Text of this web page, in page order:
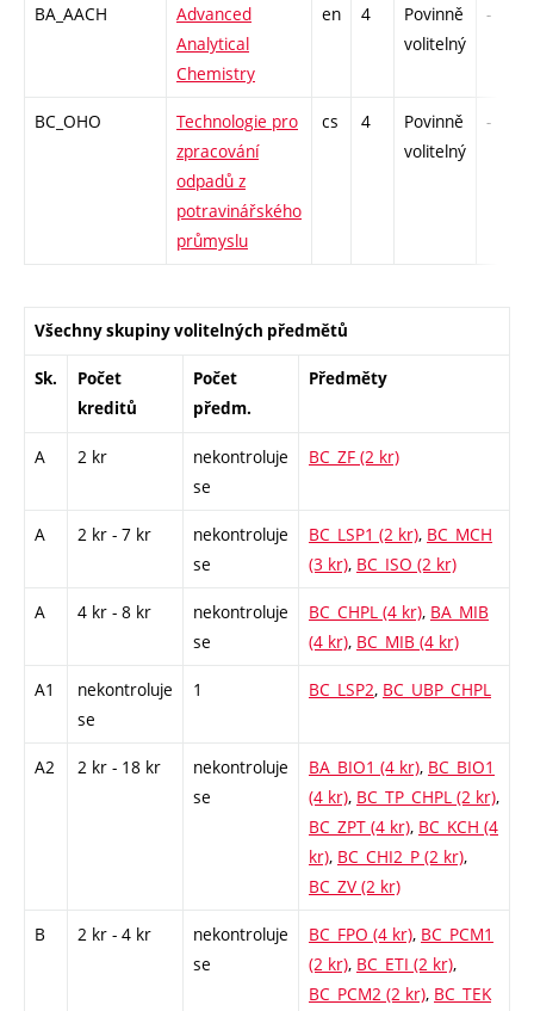
BA_AACH
Advanced
Analytical
Chemistry
en 4
Povinně
volitelný
-
BC_OHO
Technologie pro
zpracování
odpadů z
potravinářského
průmyslu
cs 4
Povinně
volitelný
-
Všechny skupiny volitelných předmětů
Sk.
Počet
kreditů
Počet
předm.
Předměty
A 2 kr
nekontroluje
se
BC_ZF (2 kr)
A 2 kr - 7 kr
nekontroluje
se
BC_LSP1 (2 kr), BC_MCH
(3 kr), BC_ISO (2 kr)
A 4 kr - 8 kr
nekontroluje
se
BC_CHPL (4 kr), BA_MIB
(4 kr), BC_MIB (4 kr)
A1
nekontroluje
se
1 BC_LSP2, BC_UBP_CHPL
A2 2 kr - 18 kr
nekontroluje
se
BA_BIO1 (4 kr), BC_BIO1
(4 kr), BC_TP_CHPL (2 kr),
BC_ZPT (4 kr), BC_KCH (4
kr), BC_CHI2_P (2 kr),
BC_ZV (2 kr)
B 2 kr - 4 kr
nekontroluje
se
BC_FPO (4 kr), BC_PCM1
(2 kr), BC_ETI (2 kr),
BC_PCM2 (2 kr), BC_TEK